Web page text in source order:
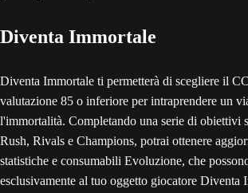
Diventa Immortale
Diventa Immortale ti permetterà di scegliere il
valutazione 85 o inferiore per intraprendere un
l'immortalità. Completando una serie di obiettivi
Rush, Rivals e Champions, potrai ottenere
statistiche e consumabili Evoluzione, che
esclusivamente al tuo oggetto giocatore Diventa